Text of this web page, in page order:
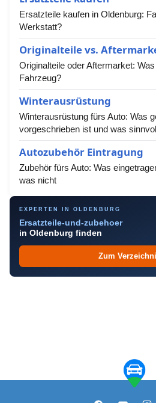
Ersatzteile kaufen in Oldenburg:
Werkstatt?
Originalteile vs.
Originalteile oder Aftermarket:
Fahrzeug?
Winterausrüstung
Winterausrüstung fürs Auto: Was
vorgeschrieben ist und was
Autozubehör Eintragung
Zubehör fürs Auto: Was
was nicht
EXPERTEN IN OLDENBURG
Ersatzteile-und-zubehoer
in Oldenburg finden
Zum